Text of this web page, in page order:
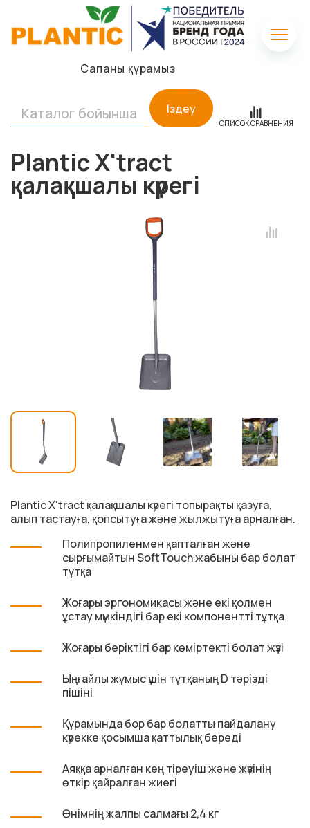
Сапаны құрамыз
Іздеу
СПИСОК СРАВНЕНИЯ
Plantic X'tract
қалақшалы күрегі
Plantic X'tract қалақшалы күрегі топырақты қазуға,
алып тастауға, қопсытуға және жылжытуға арналған.
Полипропиленмен қапталған және
сырғымайтын SoftTouch жабыны бар болат
тұтқа
Жоғары эргономикасы және екі қолмен
ұстау мүмкіндігі бар екі компонентті тұтқа
Жоғары беріктігі бар көміртекті болат жүзі
Ыңғайлы жұмыс үшін тұтқаның D тәрізді
пішіні
Құрамында бор бар болатты пайдалану
күрекке қосымша қаттылық береді
Аяққа арналған кең тіреуіш және жүзінің
өткір қайралған жиегі
Өнімнің жалпы салмағы 2,4 кг